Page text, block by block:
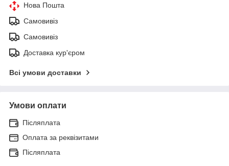
Нова Пошта
Самовивіз
Самовивіз
Доставка кур'єром
Всі умови доставки
Умови оплати
Післяплата
Оплата за реквізитами
Післяплата